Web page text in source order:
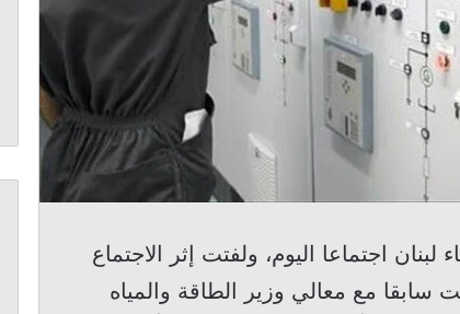
اجتماعا اليوم، ولفتت إثر الاجتماع
سابقا مع معالي وزير الطاقة والمياه